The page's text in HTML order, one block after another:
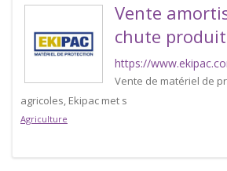
Vente
chute
https://
Vente de matériel de
agricoles, Ekipac met s
Agriculture